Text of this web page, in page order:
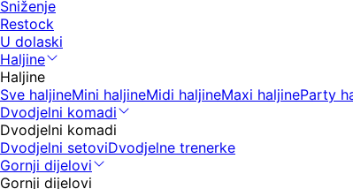
Sniženje
Restock
U dolaski
Haljine
Haljine
Sve haljineMini haljineMidi haljineMaxi haljineParty
Dvodjelni komadi
Dvodjelni komadi
Dvodjelni setoviDvodjelne trenerke
Gornji dijelovi
Gornji dijelovi